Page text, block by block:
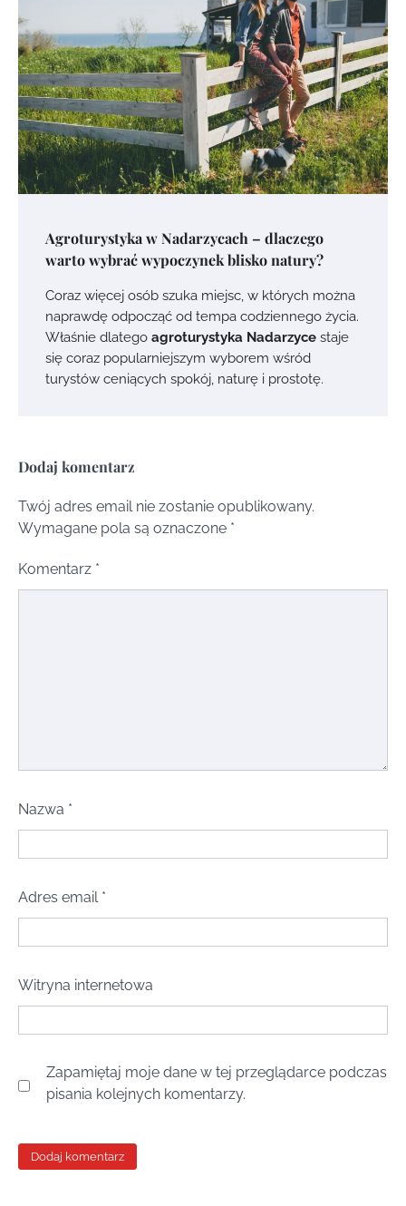
Agroturystyka w Nadarzycach – dlaczego
warto wybrać wypoczynek blisko natury?
Coraz więcej osób szuka miejsc, w których można
naprawdę odpocząć od tempa codziennego życia.
Właśnie dlatego agroturystyka Nadarzyce staje
się coraz popularniejszym wyborem wśród
turystów ceniących spokój, naturę i prostotę.
Dodaj komentarz
Twój adres email nie zostanie opublikowany.
Wymagane pola są oznaczone *
Komentarz *
Nazwa *
Adres email *
Witryna internetowa
Zapamiętaj moje dane w tej przeglądarce podczas
pisania kolejnych komentarzy.